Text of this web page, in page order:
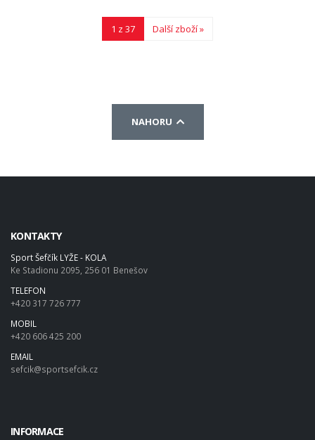
1 z 37 Další zboží »
NAHORU
KONTAKTY
Sport Šefčík LYŽE - KOLA
Ke Stadionu 2095, 256 01 Benešov
TELEFON
+420 317 726 777
MOBIL
+420 606 425 200
EMAIL
sefcik@sportsefcik.cz
INFORMACE